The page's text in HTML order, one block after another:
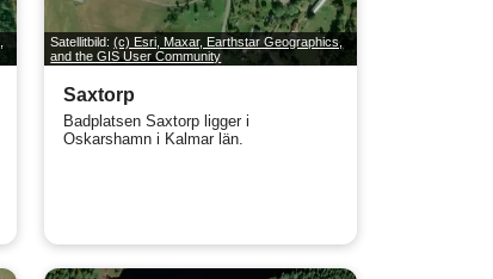
Satellitbild:(c) Esri, Maxar, Earthstar Geographics,
and the GIS User Community
Saxtorp
Badplatsen Saxtorp ligger i
Oskarshamn i Kalmar län.